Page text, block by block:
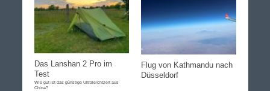
Das Lanshan 2 Pro im
Test
Wie gut ist das günstige Ultraleichtzelt aus
China?
Flug von Kathmandu nach
Düsseldorf